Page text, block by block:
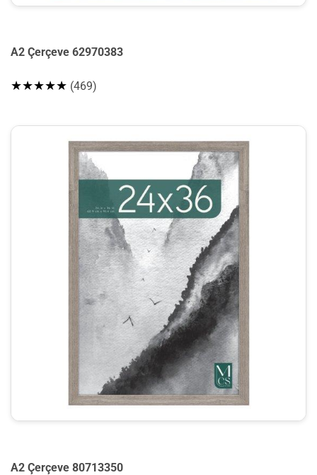
A2 Çerçeve 62970383
★★★★★ (469)
A2 Çerçeve 80713350